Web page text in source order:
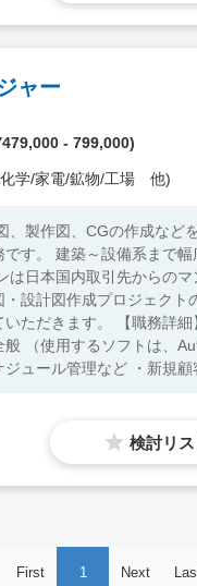
ャー
- 799,000)
化学/家電/鉱物/工場 他)
、製作図、CGの作成な
す。 建築～設備系まで
日本国内取引先からの
設計図作成プロジェク
の建築系取引先からのアウ
（使用するソフトは、
ュール管理など ・新規顧
検討リス
First 1 Next